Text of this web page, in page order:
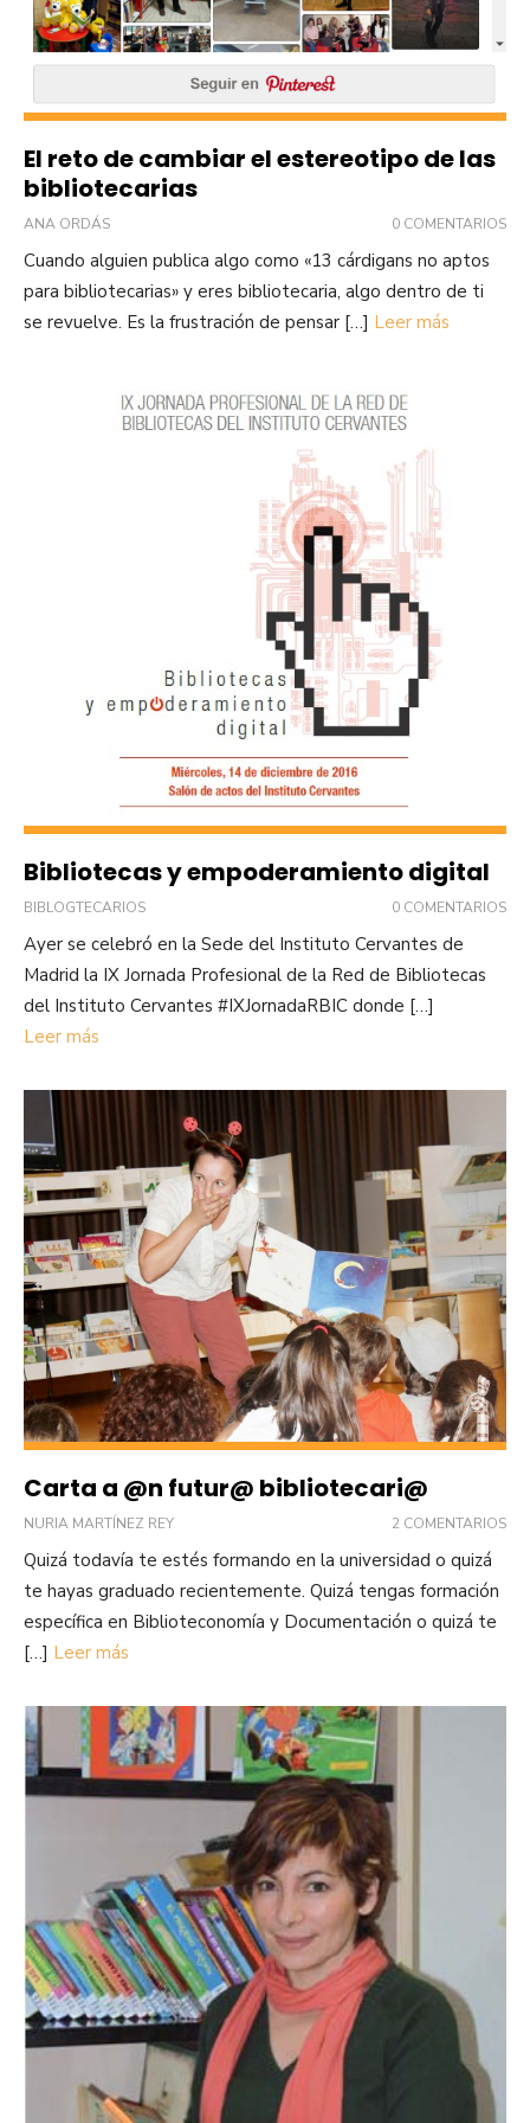
El reto de cambiar el estereotipo de las
bibliotecarias
ANA ORDÁS 0 COMENTARIOS
Cuando alguien publica algo como «13 cárdigans no aptos
para bibliotecarias» y eres bibliotecaria, algo dentro de ti
se revuelve. Es la frustración de pensar […] Leer más
Bibliotecas y empoderamiento digital
BIBLOGTECARIOS 0 COMENTARIOS
Ayer se celebró en la Sede del Instituto Cervantes de
Madrid la IX Jornada Profesional de la Red de Bibliotecas
del Instituto Cervantes #IXJornadaRBIC donde […]
Leer más
Carta a @n futur@ bibliotecari@
NURIA MARTÍNEZ REY 2 COMENTARIOS
Quizá todavía te estés formando en la universidad o quizá
te hayas graduado recientemente. Quizá tengas formación
específica en Biblioteconomía y Documentación o quizá te
[…] Leer más